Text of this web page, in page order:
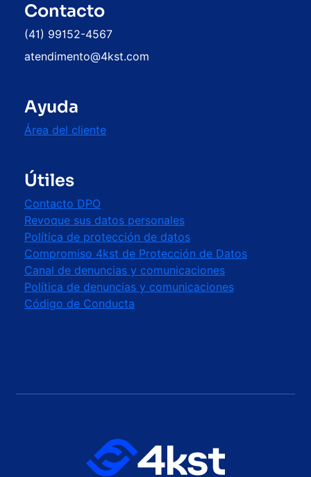
Contacto
(41) 99152-4567
atendimento@4kst.com
Ayuda
Área del cliente
Útiles
Contacto DPO
Revoque sus datos personales
Política de protección de datos
Compromiso 4kst de Protección de Datos
Canal de denuncias y comunicaciones
Política de denuncias y comunicaciones
Código de Conducta